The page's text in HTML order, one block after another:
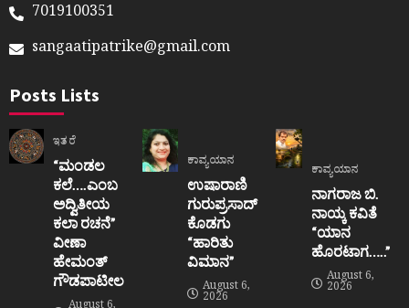
7019100351
sangaatipatrike@gmail.com
Posts Lists
ಇತರೆ
“ಮಂಡಲ
ಕಲೆ….ಎಂಬ
ಅದ್ವಿತೀಯ
ಕಲಾ ರಚನೆ”‌
ವೀಣಾ
ಹೇಮಂತ್‌
ಗೌಡಪಾಟೀಲ
ಕಾವ್ಯಯಾನ
ಉಷಾರಾಣಿ
ಗುರುಪ್ರಸಾದ್
ಕೊಡಗು
“ಹಾರಿತು
ವಿಮಾನ”
August 6,
2026
ಕಾವ್ಯಯಾನ
ನಾಗರಾಜ ಬಿ.
ನಾಯ್ಕ ಕವಿತೆ
“ಯಾನ
ಹೊರಟಾಗ…..”
August 6,
2026